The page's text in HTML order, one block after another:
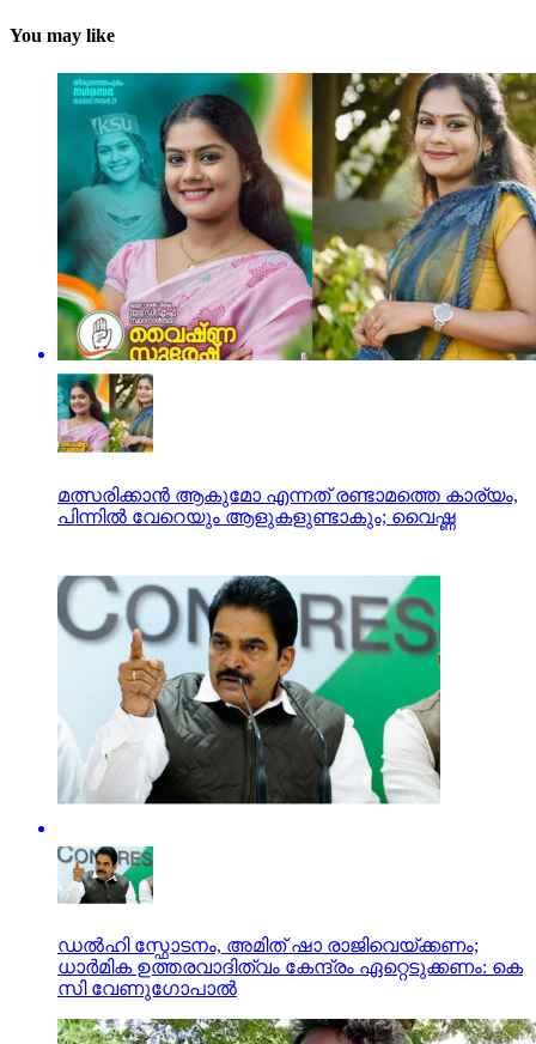
You may like
മത്സരിക്കാന്‍ ആകുമോ എന്നത് രണ്ടാമത്തെ കാര്യം,
പിന്നില്‍ വേറെയും ആളുകളുണ്ടാകും; വൈഷ്ണ
ഡൽഹി സ്ഫോടനം, അമിത് ഷാ രാജിവെയ്ക്കണം;
ധാർമിക ഉത്തരവാദിത്വം കേന്ദ്രം ഏറ്റെടുക്കണം: കെ
സി വേണുഗോപാൽ